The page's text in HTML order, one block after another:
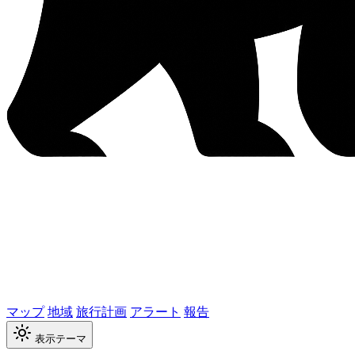
マップ地域旅行計画 アラート 報告
表示テーマ